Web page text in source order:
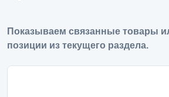
Показываем связанные товары
позиции из текущего раздела.